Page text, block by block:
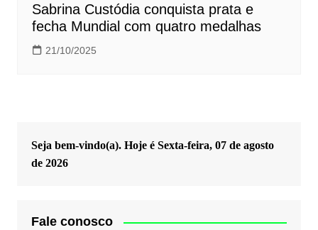
Sabrina Custódia conquista prata e
fecha Mundial com quatro medalhas
21/10/2025
Seja bem-vindo(a). Hoje é Sexta-feira, 07 de agosto
de 2026
Fale conosco